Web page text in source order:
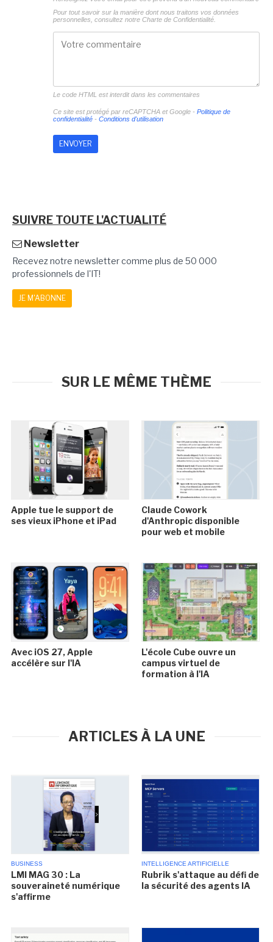
Pour tout savoir sur la manière dont nous traitons vos données
personnelles, consultez notre Charte de Confidentialité.
Le code HTML est interdit dans les commentaires
Ce site est protégé par reCAPTCHA et Google - Politique de
confidentialité- Conditions d'utilisation
SUIVRE TOUTE L'ACTUALITÉ
Newsletter
Recevez notre newsletter comme plus de 50 000
professionnels de l'IT!
JE M'ABONNE
SUR LE MÊME THÈME
Apple tue le support de
ses vieux iPhone et iPad
Claude Cowork
d'Anthropic disponible
pour web et mobile
Avec iOS 27, Apple
accélère sur l'IA
L'école Cube ouvre un
campus virtuel de
formation à l'IA
ARTICLES À LA UNE
BUSINESS
LMI MAG 30 : La
souveraineté numérique
s'affirme
INTELLIGENCE ARTIFICIELLE
Rubrik s'attaque au défi de
la sécurité des agents IA